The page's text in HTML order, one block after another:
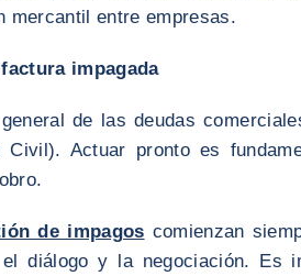
mercantil entre empresas.
impagada
de las deudas
Actuar pronto es
de impagos comienzan
diálogo y la negociación. Es